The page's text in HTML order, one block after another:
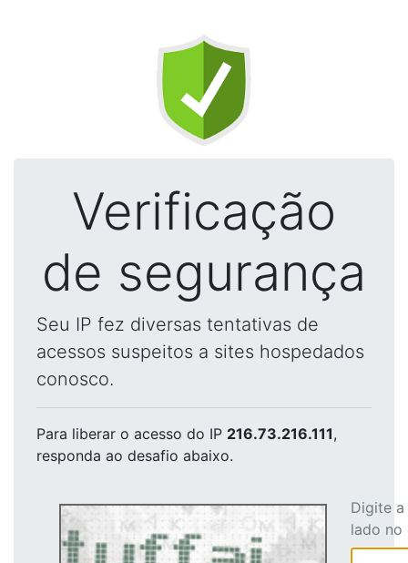
Verificação
de segurança
Seu IP fez diversas tentativas de
acessos suspeitos a sites hospedados
conosco.
Para liberar o acesso do IP 216.73.216.111,
responda ao desafio abaixo.
Digite
lado no